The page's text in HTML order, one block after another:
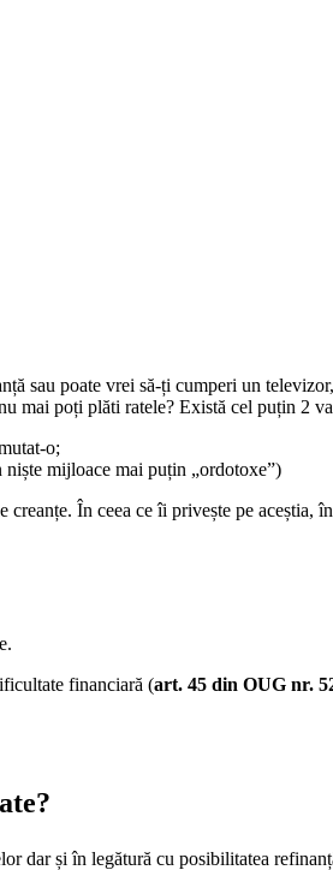
sau poate vrei să-ți cumperi un
mai poți plăti ratele? Există cel puțin 2
o;
niște mijloace mai puțin „ordotoxe”)
În ceea ce îi privește pe aceștia,
financiară (art. 45 din OUG nr.
dar și în legătură cu posibilitatea